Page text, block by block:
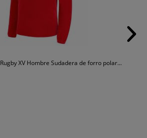
XV Hombre Sudadera de forro polar...